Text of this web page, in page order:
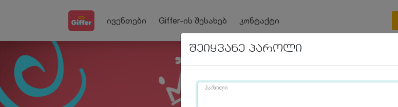
ივენთები Giffer-ის შესახებ კონტაქტი
შეიყვანე პაროლი
პაროლი